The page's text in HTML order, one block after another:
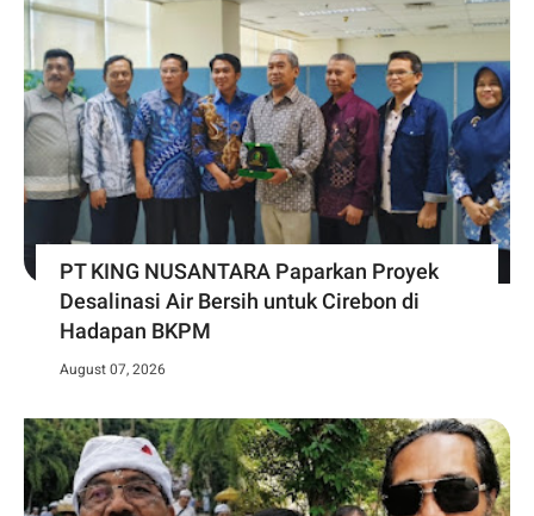
PT KING NUSANTARA Paparkan Proyek
Desalinasi Air Bersih untuk Cirebon di
Hadapan BKPM
August 07, 2026